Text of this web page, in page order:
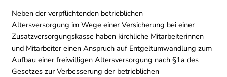
Neben der verpflichtenden betrieblichen
Altersversorgung im Wege einer Versicherung bei einer
Zusatzversorgungskasse haben kirchliche Mitarbeiterinnen
und Mitarbeiter einen Anspruch auf Entgeltumwandlung zum
Aufbau einer freiwilligen Altersversorgung nach §1a des
Gesetzes zur Verbesserung der betrieblichen